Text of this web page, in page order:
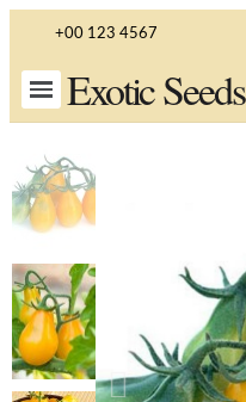
+00 123 4567
Exotic Seeds